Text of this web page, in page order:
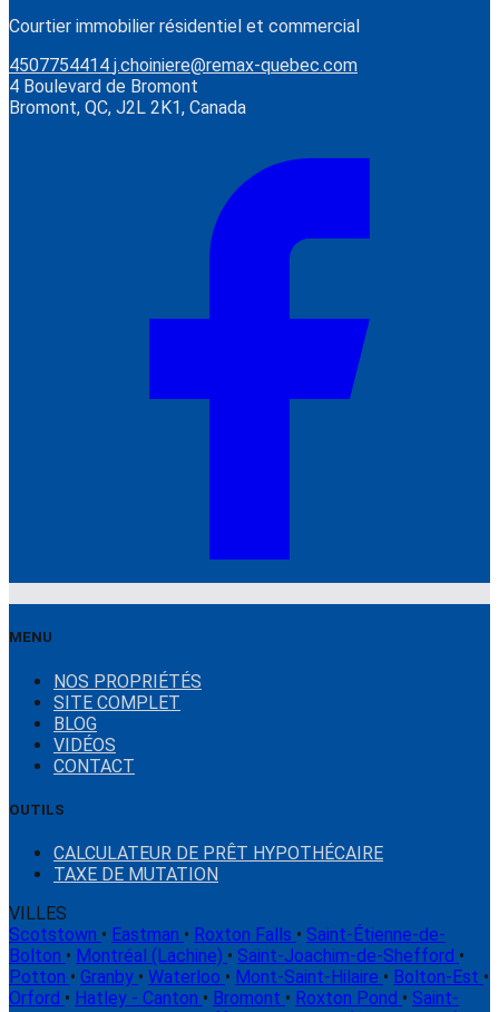
Courtier immobilier résidentiel et commercial
4507754414 j.choiniere@remax-quebec.com
4 Boulevard de Bromont
Bromont, QC, J2L 2K1, Canada
MENU
NOS PROPRIÉTÉS
SITE COMPLET
BLOG
VIDÉOS
CONTACT
OUTILS
CALCULATEUR DE PRÊT HYPOTHÉCAIRE
TAXE DE MUTATION
VILLES
Scotstown • Eastman • Roxton Falls • Saint-Étienne-de-
Bolton • Montréal (Lachine) • Saint-Joachim-de-Shefford •
Potton • Granby • Waterloo • Mont-Saint-Hilaire • Bolton-Est •
Orford • Hatley - Canton • Bromont • Roxton Pond • Saint-